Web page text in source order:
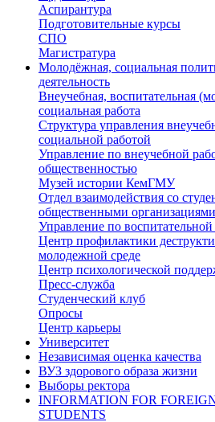
Аспирантура
Подготовительные курсы
СПО
Магистратура
Молодёжная, социальная
деятельность
Внеучебная, воспитательная
социальная работа
Структура управления
социальной работой
Управление по внеучебной
общественностью
Музей истории КемГМУ
Отдел взаимодействия со
общественными организациями
Управление по
Центр профилактики
молодежной среде
Центр психологической
Пресс-служба
Студенческий клуб
Опросы
Центр карьеры
Университет
Независимая оценка качества
ВУЗ здорового образа жизни
Выборы ректора
INFORMATION FOR
STUDENTS